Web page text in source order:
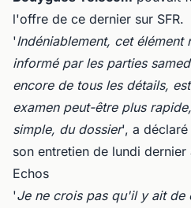
l'offre de ce dernier sur SFR.
'Indéniablement, cet élément
informé par les parties
encore de tous les détails,
examen peut-être plus
simple, du dossier', a déclaré
son entretien de lundi
Echos
'Je ne crois pas qu'il y ait de